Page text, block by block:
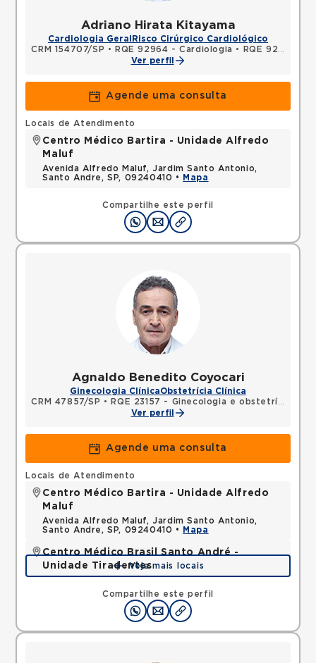
Adriano Hirata Kitayama
Cardiologia Geral Risco Cirúrgico Cardiológico
CRM 154707/SP • RQE 92964 - Cardiologia •
RQE 92965 - Clínica médica
Ver perfil
Agende uma consulta
Compartilhe este perfil
Locais de Atendimento
Centro Médico Bartira - Unidade Alfredo
Maluf
Avenida Alfredo Maluf, Jardim Santo Antonio,
Santo Andre, SP, 09240410 •
Mapa
Agnaldo Benedito Coyocari
Ginecologia ClínicaObstetrícia Clínica
CRM 47857/SP •
RQE 23157 - Ginecologia e obstetrícia
Ver perfil
Agende uma consulta
Compartilhe este perfil
Locais de Atendimento
Centro Médico Bartira - Unidade Alfredo
Maluf
Avenida Alfredo Maluf, Jardim Santo Antonio,
Santo Andre, SP, 09240410 •
Mapa
Centro Médico Brasil Santo André -
Unidade Tiradentes
Rua Tiradentes, Vila Dora, Santo Andre, SP,
09030560 •Mapa
Veja mais locais